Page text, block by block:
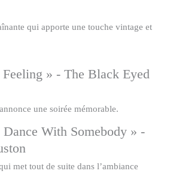
qui apporte une touche vintage et
» - The Black Eyed
une soirée mémorable.
With Somebody » -
met tout de suite dans l’ambiance